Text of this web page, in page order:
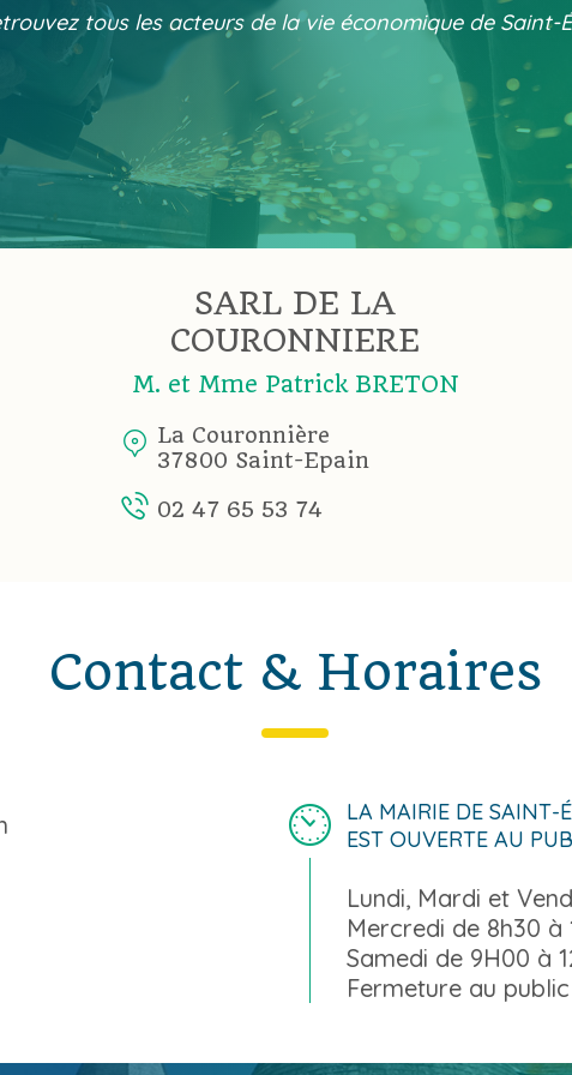
tous les acteurs de la vie économique de Saint-
SARL DE LA
COURONNIERE
M. et Mme Patrick BRETON
La Couronnière
37800 Saint-Epain
02 47 65 53 74
Contact & Horaires
LA MAIRIE DE SAINT-
EST OUVERTE AU
Lundi, Mardi et
Mercredi de 8h30 à
Samedi de 9H00 à
Fermeture au